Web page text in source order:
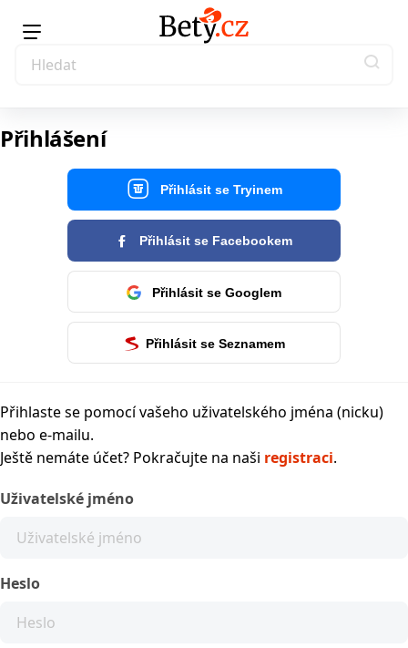
Přihlášení
Přihlásit se Tryinem
Přihlásit se Facebookem
Přihlásit se Googlem
Přihlásit se Seznamem
Přihlaste se pomocí vašeho uživatelského jména (nicku)
nebo e-mailu.
Ještě nemáte účet? Pokračujte na naši registraci.
Uživatelské jméno
Heslo